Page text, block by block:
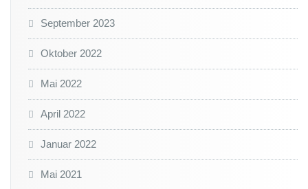
September 2023
Oktober 2022
Mai 2022
April 2022
Januar 2022
Mai 2021